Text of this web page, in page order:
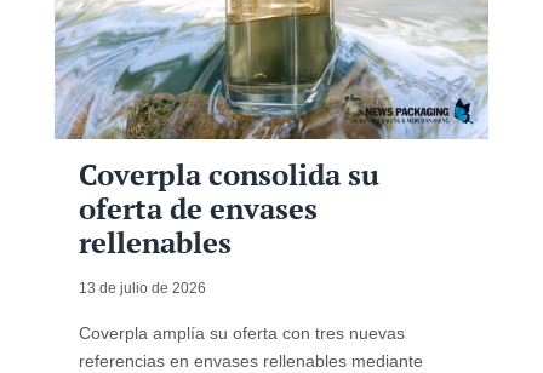
Coverpla consolida su
oferta de envases
rellenables
13 de julio de 2026
Coverpla amplía su oferta con tres nuevas
referencias en envases rellenables mediante